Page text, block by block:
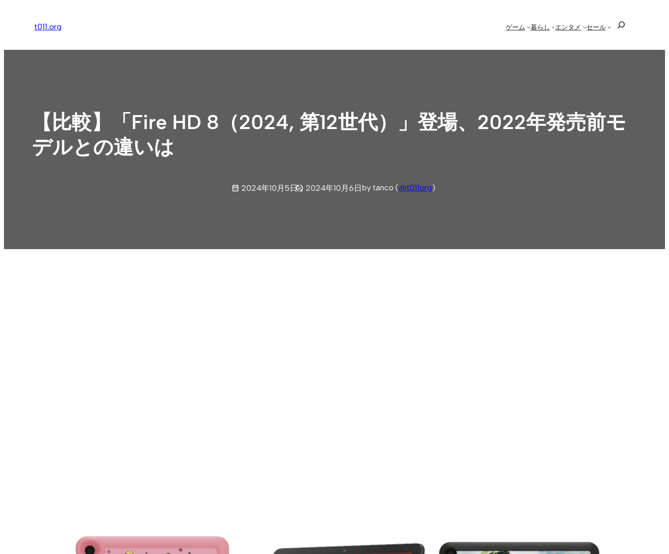
ス
t011.org ゲーム 暮らし エンタメ セール
【比較】「Fire HD 8（2024, 第12世代）」登場、2022年発売前モ
デルとの違いは
2024年10月5日 2024年10月6日 by tanco (@t011org)